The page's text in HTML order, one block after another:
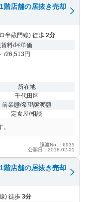
階店舗の居抜き売却
半蔵門線) 徒歩 2分
料/坪単価
/26,513円
所在地
千代田区
前業態/希望譲渡額
定食屋/相談
譲渡No.：6935
公開日：2018-02-01
階店舗の居抜き売却
) 徒歩 3分